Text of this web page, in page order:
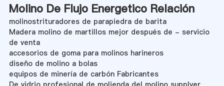
Molino De Flujo Energetico Relación
molinostrituradores de parapiedra de barita
Madera molino de martillos mejor después de - servicio
de venta
accesorios de goma para molinos harineros
diseño de molino a bolas
equipos de minería de carbón Fabricantes